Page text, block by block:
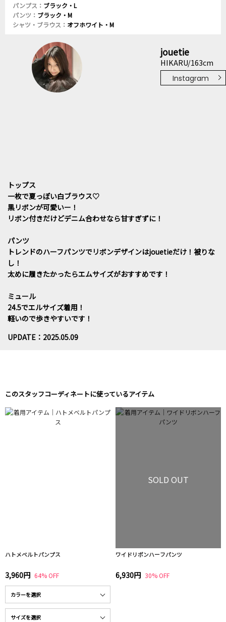
パンプス： ブラック・L
パンツ： ブラック・M
シャツ・ブラウス： オフホワイト・M
jouetie
HIKARU/163cm
Instagram
トップス
一枚で夏っぽい白ブラウス♡
黒リボンが可愛いー！
リボン付きだけどデニム合わせなら甘すぎずに！
パンツ
トレンドのハーフパンツでリボンデザインはjouetieだけ！被りな
し！
太めに履きたかったらエムサイズがおすすめです！
ミュール
24.5でエルサイズ着用！
軽いので歩きやすいです！
UPDATE：2025.05.09
このスタッフコーディネートに使っているアイテム
ハトメベルトパンプス
3,960円 64% OFF
SOLD OUT
ワイドリボンハーフパンツ
6,930円 30% OFF